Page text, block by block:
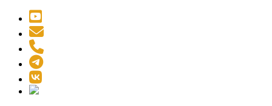
youtube
email
telegram
vk
social_icon_custom_1